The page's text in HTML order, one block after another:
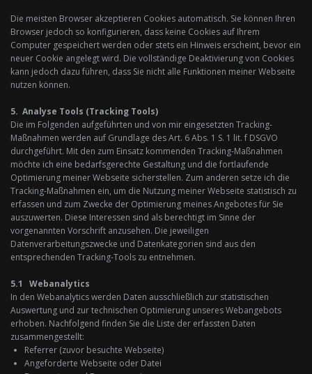
Die meisten Browser akzeptieren Cookies automatisch. Sie können Ihren
Browser jedoch so konfigurieren, dass keine Cookies auf Ihrem
Computer gespeichert werden oder stets ein Hinweis erscheint, bevor ein
neuer Cookie angelegt wird. Die vollständige Deaktivierung von Cookies
kann jedoch dazu führen, dass Sie nicht alle Funktionen meiner Webseite
nutzen können.
5. Analyse Tools (Tracking Tools)
Die im Folgenden aufgeführten und von mir eingesetzten Tracking-
Maßnahmen werden auf Grundlage des Art. 6 Abs. 1 S. 1 lit. f DSGVO
durchgeführt. Mit den zum Einsatz kommenden Tracking-Maßnahmen
möchte ich eine bedarfsgerechte Gestaltung und die fortlaufende
Optimierung meiner Webseite sicherstellen. Zum anderen setze ich die
Tracking-Maßnahmen ein, um die Nutzung meiner Webseite statistisch zu
erfassen und zum Zwecke der Optimierung meines Angebotes für Sie
auszuwerten. Diese Interessen sind als berechtigt im Sinne der
vorgenannten Vorschrift anzusehen. Die jeweiligen
Datenverarbeitungszwecke und Datenkategorien sind aus den
entsprechenden Tracking-Tools zu entnehmen.
5.1 Webanalytics
In den Webanalytics werden Daten ausschließlich zur statistischen
Auswertung und zur technischen Optimierung unseres Webangebots
erhoben. Nachfolgend finden Sie die Liste der erfassten Daten
zusammengestellt:
Referrer (zuvor besuchte Webseite)
Angeforderte Webseite oder Datei